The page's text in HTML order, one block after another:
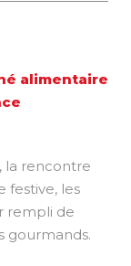
alimentaire
la rencontre
festive, les
rempli de
gourmands.